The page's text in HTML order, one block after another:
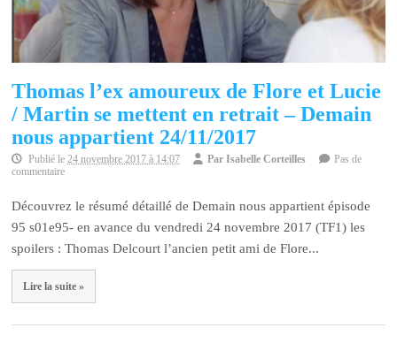
Thomas l’ex amoureux de Flore et Lucie
/ Martin se mettent en retrait – Demain
nous appartient 24/11/2017
Publié le24 novembre 2017 à 14:07 ParIsabelle Corteilles
Pas de
commentaire
Découvrez le résumé détaillé de Demain nous appartient épisode
95 s01e95- en avance du vendredi 24 novembre 2017 (TF1) les
spoilers : Thomas Delcourt l’ancien petit ami de Flore...
Lire la suite »